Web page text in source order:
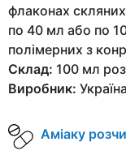
флаконах
по 40 мл або по
полімерних з
Склад: 100 мл
Виробник: Україна
Аміаку